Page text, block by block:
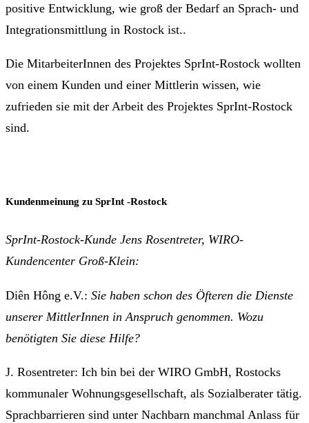
positive Entwicklung, wie groß der Bedarf an Sprach- und
Integrationsmittlung in Rostock ist..
Die MitarbeiterInnen des Projektes SprInt-Rostock wollten
von einem Kunden und einer Mittlerin wissen, wie
zufrieden sie mit der Arbeit des Projektes SprInt-Rostock
sind.
Kundenmeinung zu SprInt -Rostock
SprInt-Rostock-Kunde Jens Rosentreter, WIRO-
Kundencenter Groß-Klein:
Diên Hông e.V.: Sie haben schon des Öfteren die Dienste
unserer MittlerInnen in Anspruch genommen. Wozu
benötigten Sie diese Hilfe?
J. Rosentreter: Ich bin bei der WIRO GmbH, Rostocks
kommunaler Wohnungsgesellschaft, als Sozialberater tätig.
Sprachbarrieren sind unter Nachbarn manchmal Anlass für